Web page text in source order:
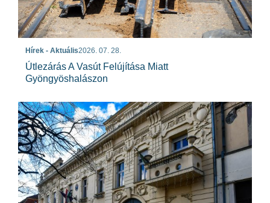
Hírek - Aktuális2026. 07. 28.
Útlezárás A Vasút Felújítása Miatt
Gyöngyöshalászon